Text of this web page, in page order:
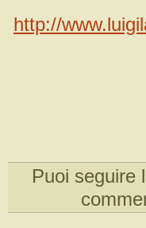
http://
Puoi seguire